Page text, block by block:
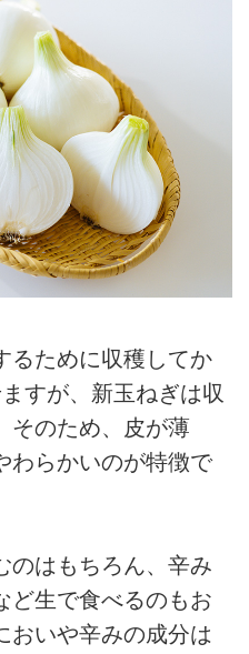
るために収穫してか
すが、新玉ねぎは収
そのため、皮が薄
わらかいのが特徴で
のはもちろん、辛み
ど生で食べるのもお
おいや辛みの成分は